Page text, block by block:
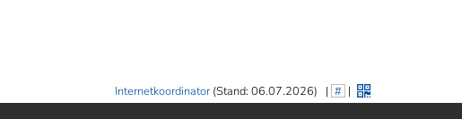
Internetkoordinator(Stand: 06.07.2026) | # |